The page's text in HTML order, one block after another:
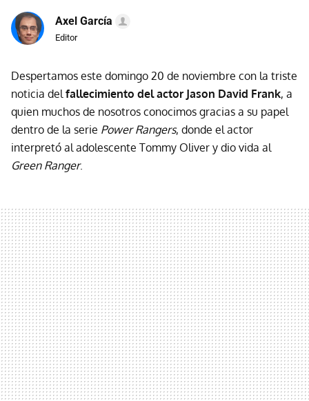
Axel García
Editor
Despertamos este domingo 20 de noviembre con la triste
noticia del fallecimiento del actor Jason David Frank, a
quien muchos de nosotros conocimos gracias a su papel
dentro de la serie Power Rangers, donde el actor
interpretó al adolescente Tommy Oliver y dio vida al
Green Ranger.